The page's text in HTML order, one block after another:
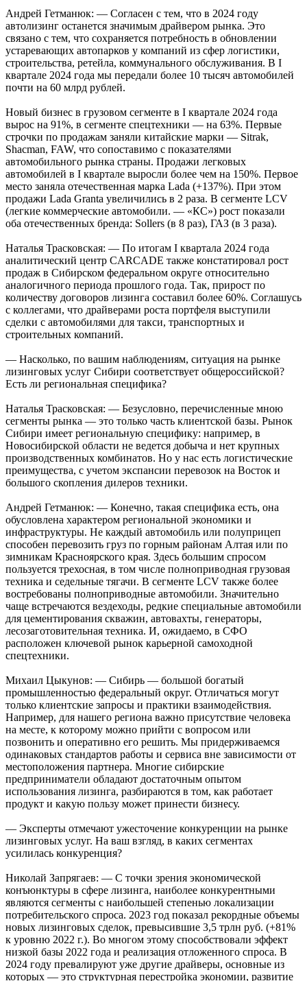
Андрей Гетманюк: — Согласен с тем, что в 2024 году
автолизинг останется значимым драйвером рынка. Это
связано с тем, что сохраняется потребность в обновлении
устаревающих автопарков у компаний из сфер логистики,
строительства, ретейла, коммунального обслуживания. В I
квартале 2024 года мы передали более 10 тысяч автомобилей
почти на 60 млрд рублей.
Новый бизнес в грузовом сегменте в I квартале 2024 года
вырос на 91%, в сегменте спецтехники — на 63%. Первые
строчки по продажам заняли китайские марки — Sitrak,
Shacman, FAW, что сопоставимо с показателями
автомобильного рынка страны. Продажи легковых
автомобилей в I квартале выросли более чем на 150%. Первое
место заняла отечественная марка Lada (+137%). При этом
продажи Lada Granta увеличились в 2 раза. В сегменте LCV
(легкие коммерческие автомобили. — «КС») рост показали
оба отечественных бренда: Sollers (в 8 раз), ГАЗ (в 3 раза).
Наталья Трасковская: — По итогам I квартала 2024 года
аналитический центр CARCADE также констатировал рост
продаж в Сибирском федеральном округе относительно
аналогичного периода прошлого года. Так, прирост по
количеству договоров лизинга составил более 60%. Соглашусь
с коллегами, что драйверами роста портфеля выступили
сделки с автомобилями для такси, транспортных и
строительных компаний.
— Насколько, по вашим наблюдениям, ситуация на рынке
лизинговых услуг Сибири соответствует общероссийской?
Есть ли региональная специфика?
Наталья Трасковская: — Безусловно, перечисленные мною
сегменты рынка — это только часть клиентской базы. Рынок
Сибири имеет региональную специфику: например, в
Новосибирской области не ведется добыча и нет крупных
производственных комбинатов. Но у нас есть логистические
преимущества, с учетом экспансии перевозок на Восток и
большого скопления дилеров техники.
Андрей Гетманюк: — Конечно, такая специфика есть, она
обусловлена характером региональной экономики и
инфраструктуры. Не каждый автомобиль или полуприцеп
способен перевозить груз по горным районам Алтая или по
зимникам Красноярского края. Здесь большим спросом
пользуется трехосная, в том числе полноприводная грузовая
техника и седельные тягачи. В сегменте LCV также более
востребованы полноприводные автомобили. Значительно
чаще встречаются вездеходы, редкие специальные автомобили
для цементирования скважин, автовахты, генераторы,
лесозаготовительная техника. И, ожидаемо, в СФО
расположен ключевой рынок карьерной самоходной
спецтехники.
Михаил Цыкунов: — Сибирь — большой богатый
промышленностью федеральный округ. Отличаться могут
только клиентские запросы и практики взаимодействия.
Например, для нашего региона важно присутствие человека
на месте, к которому можно прийти с вопросом или
позвонить и оперативно его решить. Мы придерживаемся
одинаковых стандартов работы и сервиса вне зависимости от
местоположения партнера. Многие сибирские
предприниматели обладают достаточным опытом
использования лизинга, разбираются в том, как работает
продукт и какую пользу может принести бизнесу.
— Эксперты отмечают ужесточение конкуренции на рынке
лизинговых услуг. На ваш взгляд, в каких сегментах
усилилась конкуренция?
Николай Запрягаев: — С точки зрения экономической
конъюнктуры в сфере лизинга, наиболее конкурентными
являются сегменты с наибольшей степенью локализации
потребительского спроса. 2023 год показал рекордные объемы
новых лизинговых сделок, превысившие 3,5 трлн руб. (+81%
к уровню 2022 г.). Во многом этому способствовали эффект
низкой базы 2022 года и реализация отложенного спроса. В
2024 году превалируют уже другие драйверы, основные из
которых — это структурная перестройка экономии, развитие